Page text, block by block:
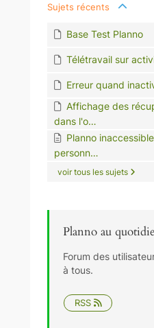
Sujets récents
Base Test Planno
Télétravail sur
Erreur quand
Affichage des
dans l'o…
Planno
personn…
voir tous les sujets
Planno au
Forum des
à tous.
RSS